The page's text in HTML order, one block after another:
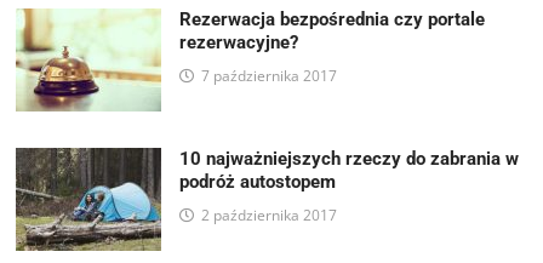
Rezerwacja bezpośrednia czy portale
rezerwacyjne?
7 października 2017
10 najważniejszych rzeczy do zabrania w
podróż autostopem
2 października 2017